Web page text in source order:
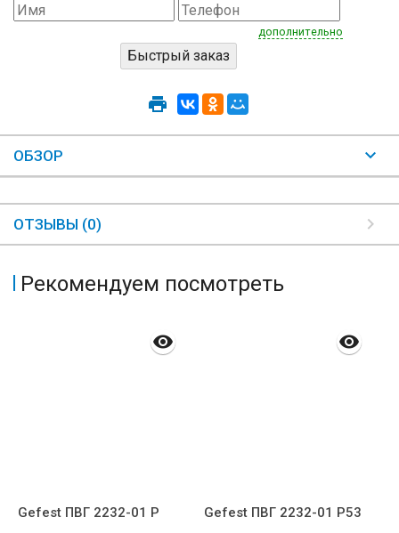
дополнительно
ОБЗОР
ОТЗЫВЫ (0)
Рекомендуем посмотреть
Gefest ПВГ 2232-01 Р Gefest ПВГ 2232-01 Р53